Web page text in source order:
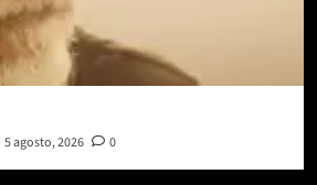
5 agosto, 2026 0